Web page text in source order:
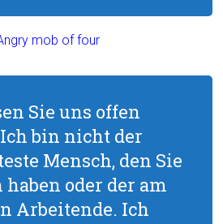
Sie uns offen
bin nicht der
Mensch, den Sie
haben oder der am
Arbeitende. Ich